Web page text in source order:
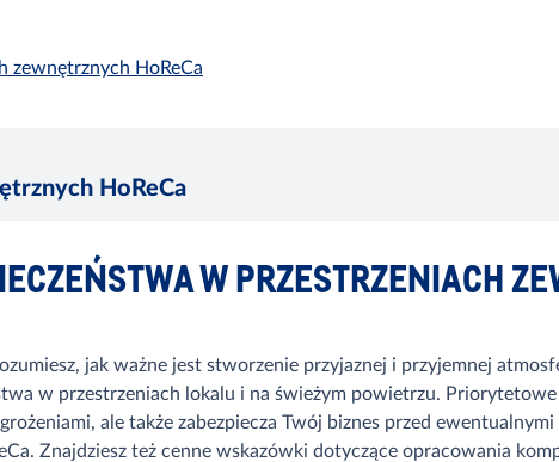
zewnętrznych HoReCa
HoReCa
W PRZESTRZENIACH
jak ważne jest stworzenie przyjaznej i przyjemnej
w przestrzeniach lokalu i na świeżym powietrzu.
ale także zabezpiecza Twój biznes przed
Znajdziesz też cenne wskazówki dotyczące opracowania